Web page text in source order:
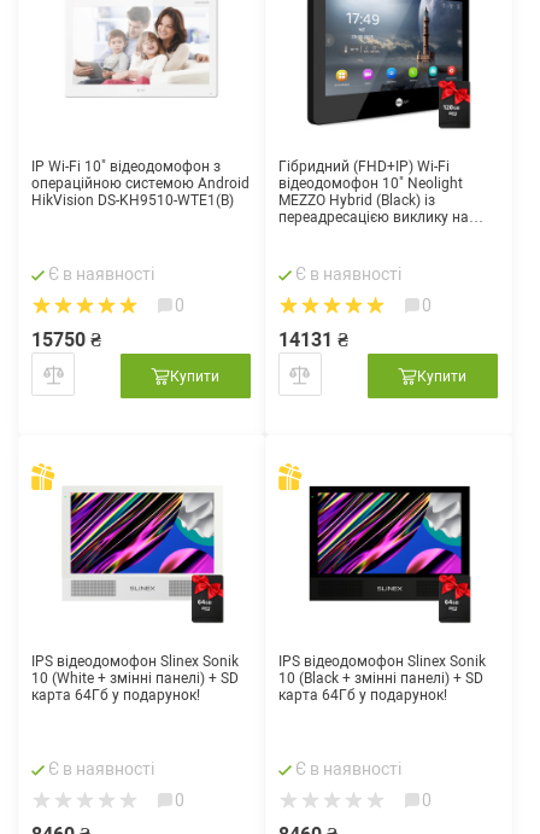
IP Wi-Fi 10" відеодомофон з
операційною системою Android
HikVision DS-KH9510-WTE1(B)
Є в наявності
0
15750 ₴
Купити
Гібридний (FHD+IP) Wi-Fi
відеодомофон 10" Neolight
MEZZO Hybrid (Black) із
переадресацією виклику на
Є в наявності
0
14131 ₴
Купити
IPS відеодомофон Slinex Sonik
10 (White + змінні панелі) + SD
карта 64Гб у подарунок!
Є в наявності
0
IPS відеодомофон Slinex Sonik
10 (Black + змінні панелі) + SD
карта 64Гб у подарунок!
Є в наявності
0